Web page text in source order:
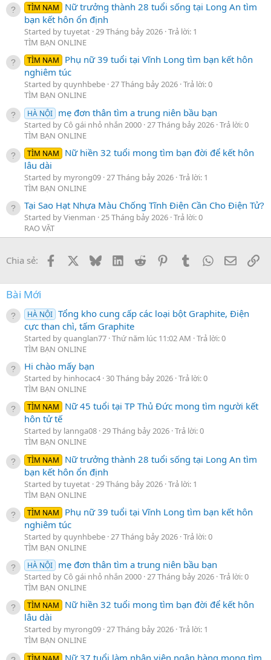
TÌM NAM
Nữ trưởng thành 28 tuổi sống tại Long An tìm
bạn kết hôn ổn định
Started by tuyetat 29 Tháng bảy 2026 Trả lời: 1
TÌM BẠN ONLINE
TÌM NAM
Phụ nữ 39 tuổi tại Vĩnh Long tìm bạn kết hôn
nghiêm túc
Started by quynhbebe 27 Tháng bảy 2026 Trả lời: 0
TÌM BẠN ONLINE
HÀ NỘI mẹ đơn thân tìm a trung niên bầu bạn
Started by Cô gái nhỏ nhắn 2000 27 Tháng bảy 2026 Trả lời: 0
TÌM BẠN ONLINE
TÌM NAM
Nữ hiền 32 tuổi mong tìm bạn đời để kết hôn
lâu dài
Started by myrong09 27 Tháng bảy 2026 Trả lời: 1
TÌM BẠN ONLINE
Tại Sao Hạt Nhựa Màu Chống Tĩnh Điện Cần Cho Điện Tử?
Started by Vienman 25 Tháng bảy 2026 Trả lời: 0
RAO VẶT
Chia sẻ: Facebook BlueskyLinkedInReddit PinterestTumblrWhatsApp
Email
Bài Mới
HÀ NỘI Tổng kho cung cấp các loại bột Graphite, Điện
cực than chì, tấm Graphite
Started by quanglan77 Thứ năm lúc 11:02 AM Trả lời: 0
TÌM BẠN ONLINE
Hi chào mấy bạn
Started by hinhocac4 30 Tháng bảy 2026 Trả lời: 0
TÌM BẠN ONLINE
TÌM NAM
Nữ 45 tuổi tại TP Thủ Đức mong tìm người kết
hôn tử tế
Started by lannga08 29 Tháng bảy 2026 Trả lời: 0
TÌM BẠN ONLINE
TÌM NAM
Nữ trưởng thành 28 tuổi sống tại Long An tìm
bạn kết hôn ổn định
Started by tuyetat 29 Tháng bảy 2026 Trả lời: 1
TÌM BẠN ONLINE
TÌM NAM
Phụ nữ 39 tuổi tại Vĩnh Long tìm bạn kết hôn
nghiêm túc
Started by quynhbebe 27 Tháng bảy 2026 Trả lời: 0
TÌM BẠN ONLINE
HÀ NỘI mẹ đơn thân tìm a trung niên bầu bạn
Started by Cô gái nhỏ nhắn 2000 27 Tháng bảy 2026 Trả lời: 0
TÌM BẠN ONLINE
TÌM NAM
Nữ hiền 32 tuổi mong tìm bạn đời để kết hôn
lâu dài
Started by myrong09 27 Tháng bảy 2026 Trả lời: 1
TÌM BẠN ONLINE
Nữ 37 tuổi làm nhân viên ngân hàng mong tìm